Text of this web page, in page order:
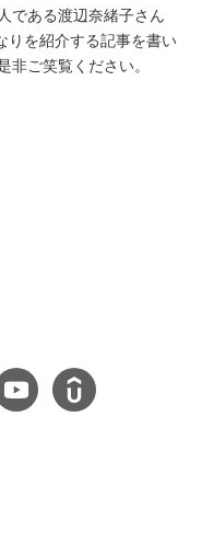
である渡辺奈緒子さん
りを紹介する記事を書い
非ご笑覧ください。